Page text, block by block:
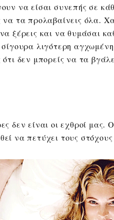
να είσαι συνεπής σε
να τα προλαβαίνεις όλα.
ξέρεις και να θυμάσαι
σίγουρα λιγότερη
ότι δεν μπορείς να τα
δεν είναι οι εχθροί μας.
να πετύχει τους